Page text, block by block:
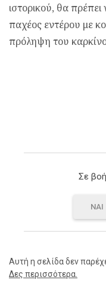
ιστορικού, θα
παχέος εντέρου με
πρόληψη του
Σε
ΝΑΙ
Αυτή η σελίδα δεν
Δες περισσότερα.